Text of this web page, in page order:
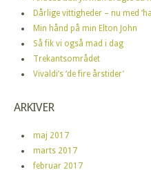
Dårlige vittigheder – nu med
Min hånd på min Elton John
Så fik vi også mad i dag
Trekantsområdet
Vivaldi’s ‘de fire årstider’
ARKIVER
maj 2017
marts 2017
februar 2017